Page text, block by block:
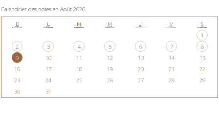
Calendrier des notes en Août 2026
D L M M J V S
1
2
3 4 5 6 7
8
9
10 11 12 13 14
15
16
17 18 19 20 21
22
23
24 25 26 27 28
29
30
31